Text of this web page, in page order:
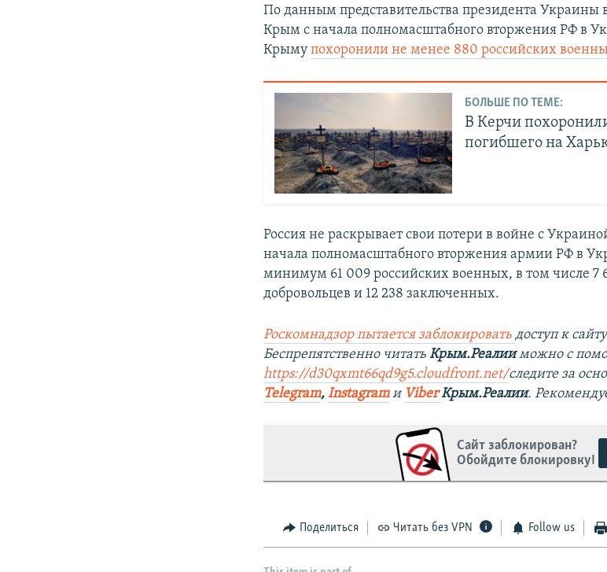
По данным представительства президента Украины
Крым с начала полномасштабного вторжения РФ в
Крымупохоронили не менее 880 российских
БОЛЬШЕ ПО ТЕМЕ:
В Керчи
погибшего на
Россия не раскрывает свои потери в войне с
начала полномасштабного вторжения армии РФ в
минимум 61 009 российских военных, в том числе 7
добровольцев и 12 238 заключенных.
Роскомнадзор пытается заблокировать доступ к
Беспрепятственно читатьКрым.Реалииможно с
https://d30qxmt66qd9g5.cloudfront.net/следите за
Telegram,Instagramи Viber Крым.Реалии.
Сайт заблокирован?
Обойдите блокировку!
Поделиться Читать без VPN Follow us